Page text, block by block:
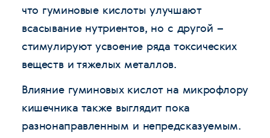
что гуминовые кислоты улучшают
всасывание нутриентов, но с другой –
стимулируют усвоение ряда токсических
веществ и тяжелых металлов.
Влияние гуминовых кислот на микрофлору
кишечника также выглядит пока
разнонаправленным и непредсказуемым.